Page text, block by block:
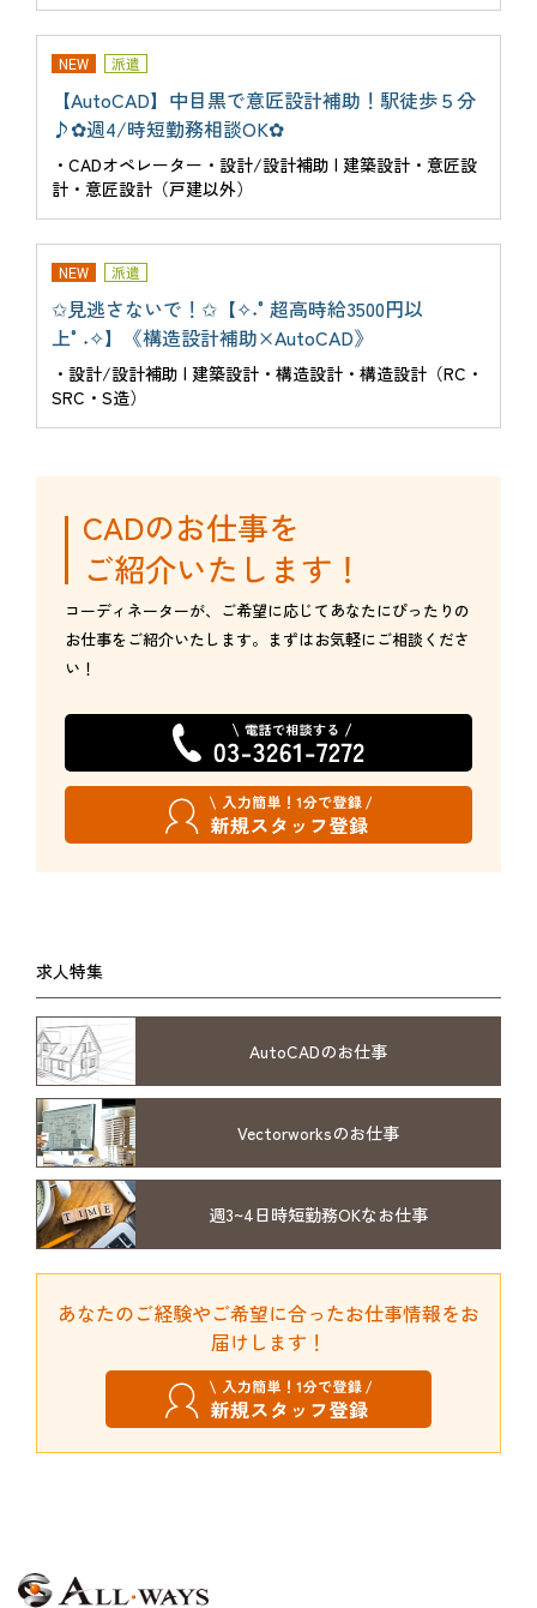
NEW 派遣
【AutoCAD】中目黒で意匠設計補助！駅徒歩５分
♪✿週4/時短勤務相談OK✿
・CADオペレーター・設計/設計補助 | 建築設計・意匠設
計・意匠設計（戸建以外）
NEW 派遣
✩見逃さないで！✩【✧˖°超高時給3500円以
上°˖✧】《構造設計補助×AutoCAD》
・設計/設計補助 | 建築設計・構造設計・構造設計（RC・
SRC・S造）
CADのお仕事を
ご紹介いたします！
コーディネーターが、ご希望に応じてあなたにぴったりの
お仕事をご紹介いたします。まずはお気軽にご相談くださ
い！
求人特集
AutoCADのお仕事
Vectorworksのお仕事
週3~4日時短勤務OKなお仕事
あなたのご経験やご希望に合ったお仕事情報をお
届けします！